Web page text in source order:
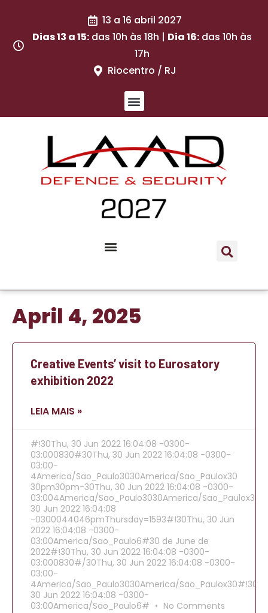
13 a 16 abril 2027
Dias 13 a 15: das 10h às 18h | Dia 16: das 10h às
17h
Riocentro / RJ
April 4, 2025
Creative Events’ visit to Eurosatory
exhibition 2022
LEIA MAIS »
#!30Thu, 30 Jun 2022 16:04:08 -0300-
03:000830#30Thu, 30 Jun 2022 16:04:08 -0300-
03:00-
4America/Sao_Paulo3030America/Sao_Paulox30
30pm30pm-30Thu, 30 Jun 2022 16:04:08 -0300-
03:004America/Sao_Paulo3030America/
30 Jun 2022 16:04:08
-0300044046pmThursday=1593#!30Thu, 30 Jun
2022 16:04:08 -0300-
03:00America/Sao_Paulo6#30 de June de
2022#!30Thu, 30 Jun 2022 16:04:08 -0300-
03:000830#/30Thu, 30 Jun 2022 16:04:08 -0300-
03:00-
4America/Sao_Paulo3030America/
30 Jun 2022 16:04:08 -0300-
03:00America/Sao_Paulo6#
No Comments